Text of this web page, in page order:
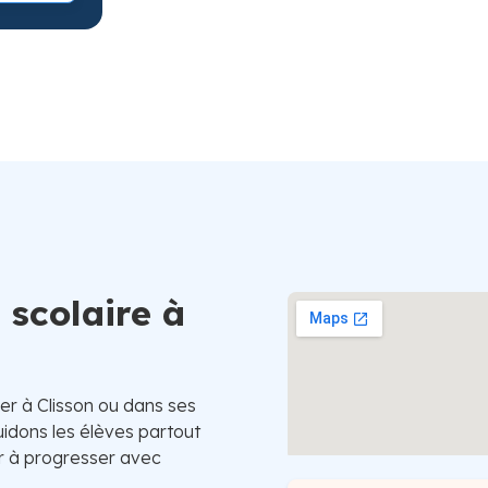
scolaire à
à Clisson ou dans ses
les élèves partout
à progresser avec